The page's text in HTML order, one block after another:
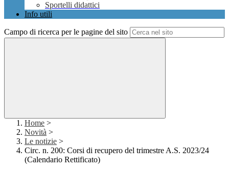
Sportelli didattici
Info utili
Campo di ricerca per le pagine del sito
Home >
Novità >
Le notizie >
Circ. n. 200: Corsi di recupero del trimestre A.S. 2023/24
(Calendario Rettificato)